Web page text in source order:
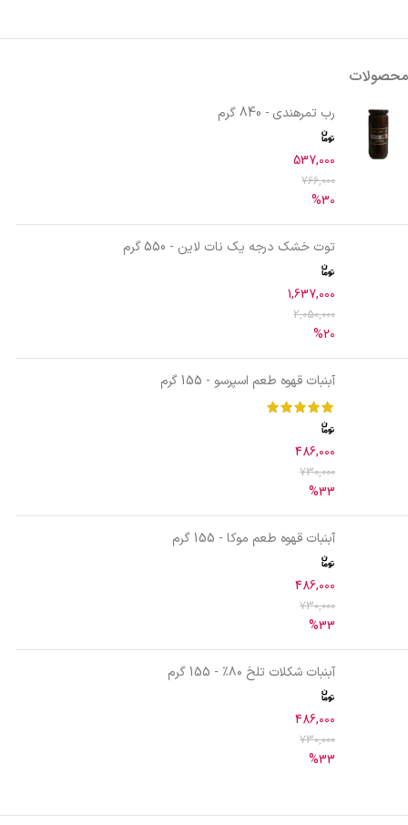
محصولات
رب تمرهندی - 840 گرم
537,000
766,000
%30
توت خشک درجه یک نات لاین - 550 گرم
1,637,000
2,050,000
%20
آبنبات قهوه طعم اسپرسو - 155 گرم
486,000
730,000
%33
آبنبات قهوه طعم موکا - 155 گرم
486,000
730,000
%33
آبنبات شکلات تلخ ۸۰٪ - 155 گرم
486,000
730,000
%33